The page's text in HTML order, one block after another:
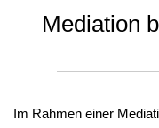
Mediation
Im Rahmen einer